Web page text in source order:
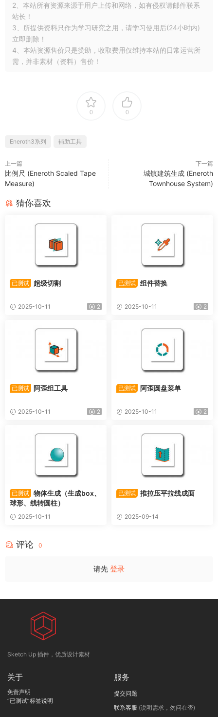
2、本站所有资源来源于用户上传和网络，如有侵权请邮件联系
站长！
3、所提供资料只作为学习研究之用，请学习使用后(24小时内)
立即删除！
4、本站资源售价只是赞助，收取费用仅维持本站的日常运营所
需，并非素材（资料）售价！
0 0
Eneroth3系列 辅助工具
上一篇
比例尺 (Eneroth Scaled Tape
Measure)
下一篇
城镇建筑生成 (Eneroth
Townhouse System)
猜你喜欢
已测试 超级切割
2025-10-11 2
已测试 组件替换
2025-10-11 2
已测试 阿歪组工具
2025-10-11 2
已测试 阿歪圆盘菜单
2025-10-11 2
已测试 物体生成（生成box、
球形、线转圆柱）
2025-10-11
已测试 推拉压平拉线成面
2025-09-14
评论 0
请先 登录
Sketch Up 插件，优质设计素材
关于
免责声明
“已测试”标签说明
服务
提交问题
联系客服 (说明需求，勿问在否)